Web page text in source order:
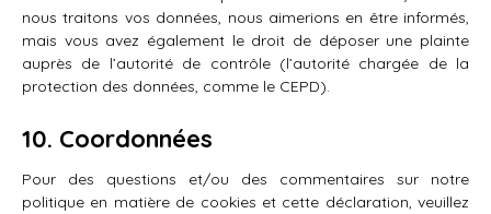
nous traitons vos données, nous aimerions en être informés,
mais vous avez également le droit de déposer une plainte
auprès de l’autorité de contrôle (l’autorité chargée de la
protection des données, comme le CEPD).
10. Coordonnées
Pour des questions et/ou des commentaires sur notre
politique en matière de cookies et cette déclaration, veuillez